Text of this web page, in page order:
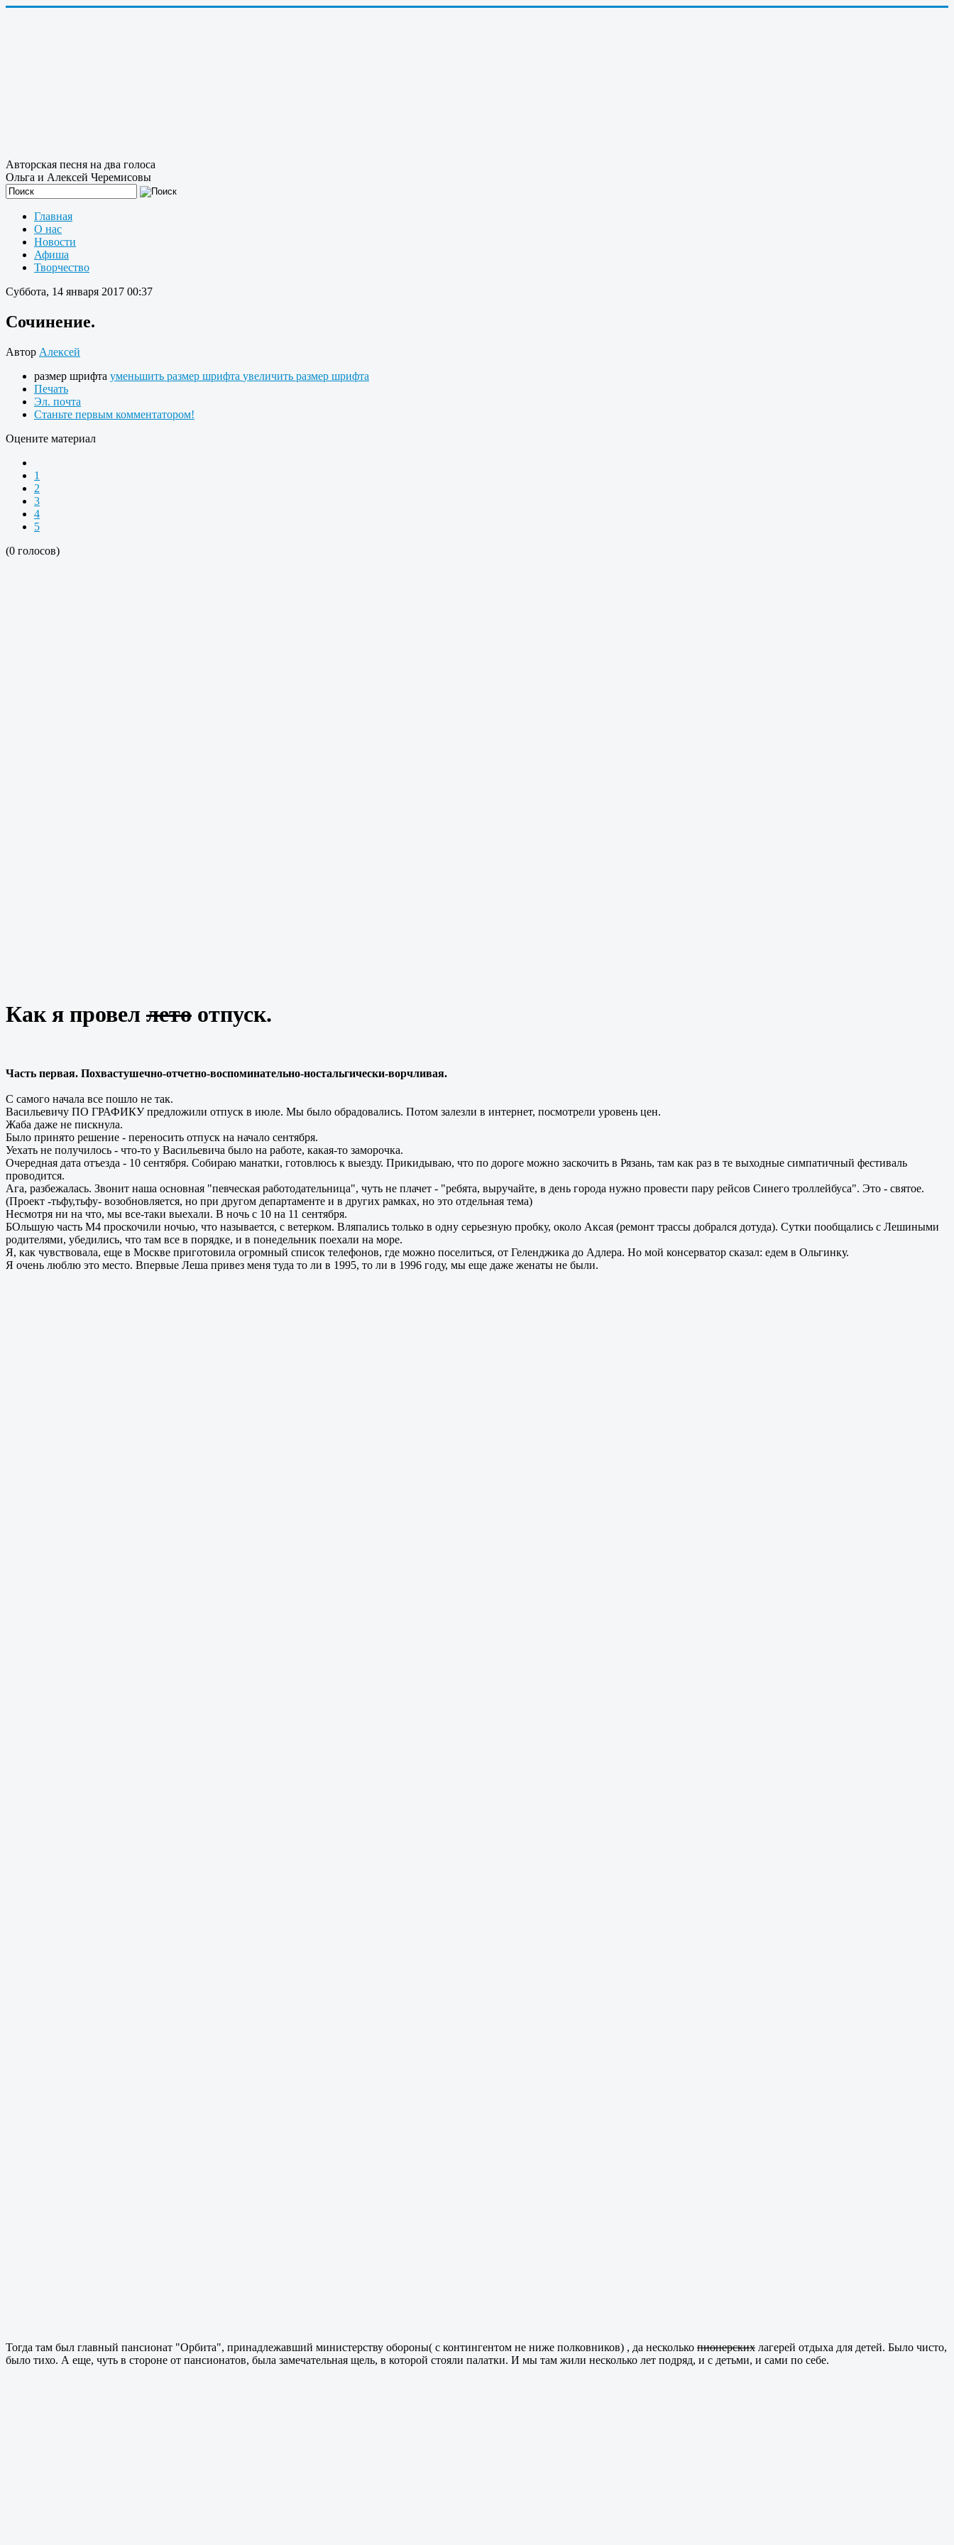
Авторская песня на два голоса
Ольга и Алексей Черемисовы
Главная
О нас
Новости
Афиша
Творчество
Суббота, 14 января 2017 00:37
Сочинение.
Автор Алексей
размер шрифта уменьшить размер шрифта увеличить размер шрифта
Печать
Эл. почта
Станьте первым комментатором!
Оцените материал
1
2
3
4
5
(0 голосов)
Как я провел лето отпуск.
Часть первая. Похвастушечно-отчетно-воспоминательно-ностальгически-ворчливая.
С самого начала все пошло не так.
Васильевичу ПО ГРАФИКУ предложили отпуск в июле. Мы было обрадовались. Потом залезли в интернет, посмотрели уровень цен.
Жаба даже не пискнула.
Было принято решение - переносить отпуск на начало сентября.
Уехать не получилось - что-то у Васильевича было на работе, какая-то заморочка.
Очередная дата отъезда - 10 сентября. Собираю манатки, готовлюсь к выезду. Прикидываю, что по дороге можно заскочить в Рязань, там как раз в те выходные симпатичный фестиваль
проводится.
Ага, разбежалась. Звонит наша основная "певческая работодательница", чуть не плачет - "ребята, выручайте, в день города нужно провести пару рейсов Синего троллейбуса". Это - святое.
(Проект -тьфу,тьфу- возобновляется, но при другом департаменте и в других рамках, но это отдельная тема)
Несмотря ни на что, мы все-таки выехали. В ночь с 10 на 11 сентября.
БОльшую часть М4 проскочили ночью, что называется, с ветерком. Вляпались только в одну серьезную пробку, около Аксая (ремонт трассы добрался дотуда). Сутки пообщались с Лешиными
родителями, убедились, что там все в порядке, и в понедельник поехали на море.
Я, как чувствовала, еще в Москве приготовила огромный список телефонов, где можно поселиться, от Геленджика до Адлера. Но мой консерватор сказал: едем в Ольгинку.
Я очень люблю это место. Впервые Леша привез меня туда то ли в 1995, то ли в 1996 году, мы еще даже женаты не были.
Тогда там был главный пансионат "Орбита", принадлежавший министерству обороны( с контингентом не ниже полковников) , да несколько пионерских лагерей отдыха для детей. Было чисто,
было тихо. А еще, чуть в стороне от пансионатов, была замечательная щель, в которой стояли палатки. И мы там жили несколько лет подряд, и с детьми, и сами по себе.